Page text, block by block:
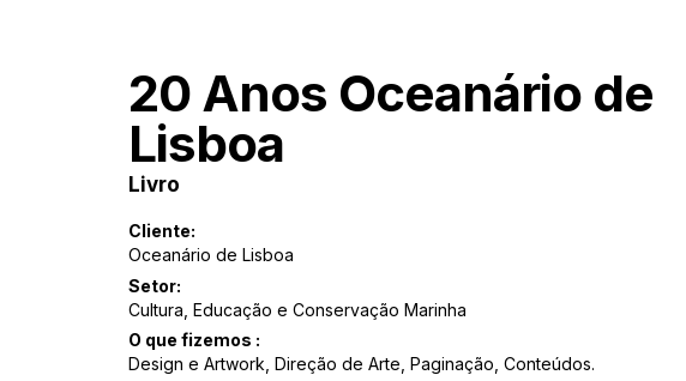
20 Anos Oceanário de
Lisboa
Livro
Cliente:
Oceanário de Lisboa
Setor:
Cultura, Educação e Conservação Marinha
O que fizemos :
Design e Artwork, Direção de Arte, Paginação, Conteúdos.